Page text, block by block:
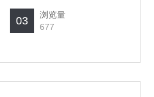
03
浏览量
677